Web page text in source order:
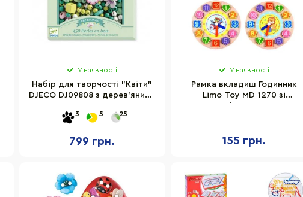
У наявності
Набір для творчості "Квіти"
DJECO DJ09808 з дерев'яними
3 5 25
799 грн.
У наявності
Рамка вкладиш Годинник
Limo Toy MD 1270 зі
155 грн.